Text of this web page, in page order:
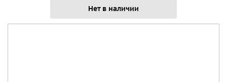
Нет в наличии